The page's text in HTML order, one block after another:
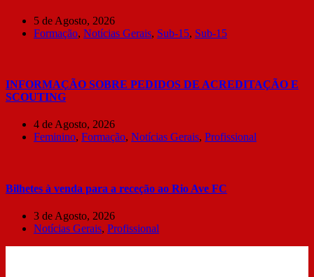
5 de Agosto, 2026
Formação, Notícias Gerais, Sub-15, Sub-15
INFORMAÇÃO SOBRE PEDIDOS DE ACREDITAÇÃO E
SCOUTING
4 de Agosto, 2026
Feminino, Formação, Notícias Gerais, Profissional
Bilhetes à venda para a receção ao Rio Ave FC
3 de Agosto, 2026
Notícias Gerais, Profissional